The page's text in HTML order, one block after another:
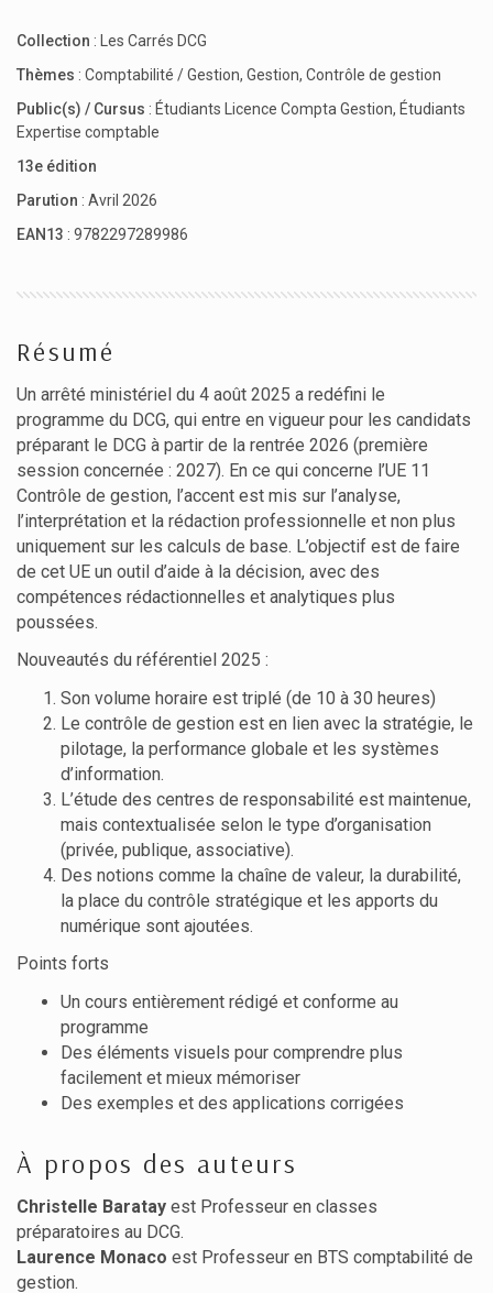
Collection : Les Carrés DCG
Thèmes : Comptabilité / Gestion, Gestion, Contrôle de gestion
Public(s) / Cursus : Étudiants Licence Compta Gestion, Étudiants
Expertise comptable
13e édition
Parution : Avril 2026
EAN13 : 9782297289986
Résumé
Un arrêté ministériel du 4 août 2025 a redéfini le
programme du DCG, qui entre en vigueur pour les candidats
préparant le DCG à partir de la rentrée 2026 (première
session concernée : 2027). En ce qui concerne l’UE 11
Contrôle de gestion, l’accent est mis sur l’analyse,
l’interprétation et la rédaction professionnelle et non plus
uniquement sur les calculs de base. L’objectif est de faire
de cet UE un outil d’aide à la décision, avec des
compétences rédactionnelles et analytiques plus
poussées.
Nouveautés du référentiel 2025 :
Son volume horaire est triplé (de 10 à 30 heures)
Le contrôle de gestion est en lien avec la stratégie, le
pilotage, la performance globale et les systèmes
d’information.
L’étude des centres de responsabilité est maintenue,
mais contextualisée selon le type d’organisation
(privée, publique, associative).
Des notions comme la chaîne de valeur, la durabilité,
la place du contrôle stratégique et les apports du
numérique sont ajoutées.
Points forts
Un cours entièrement rédigé et conforme au
programme
Des éléments visuels pour comprendre plus
facilement et mieux mémoriser
Des exemples et des applications corrigées
À propos des auteurs
Christelle Baratay est Professeur en classes
préparatoires au DCG.
Laurence Monaco est Professeur en BTS comptabilité de
gestion.